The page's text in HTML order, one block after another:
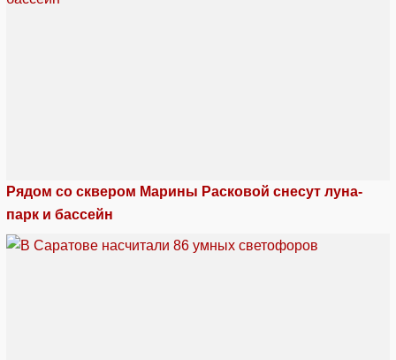
Рядом со сквером Марины Расковой снесут луна-
парк и бассейн